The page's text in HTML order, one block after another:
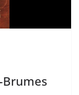
Brumes